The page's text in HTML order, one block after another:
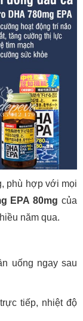
phù hợp với mọi
EPA 80mg của
năm qua.
uống ngay sau
tiếp, nhiệt độ